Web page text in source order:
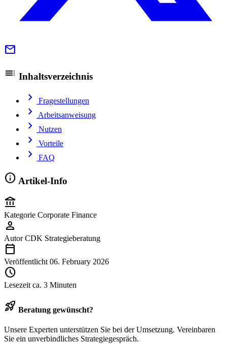
mail
toc Inhaltsverzeichnis
chevron_right Fragestellungen
chevron_right Arbeitsanweisung
chevron_right Nutzen
chevron_right Vorteile
chevron_right FAQ
info Artikel-Info
account_balance
Kategorie Corporate Finance
person
Autor CDK Strategieberatung
calendar_today
Veröffentlicht 06. February 2026
schedule
Lesezeit ca. 3 Minuten
rocket_launch Beratung gewünscht?
Unsere Experten unterstützen Sie bei der Umsetzung. Vereinbaren
Sie ein unverbindliches Strategiegespräch.